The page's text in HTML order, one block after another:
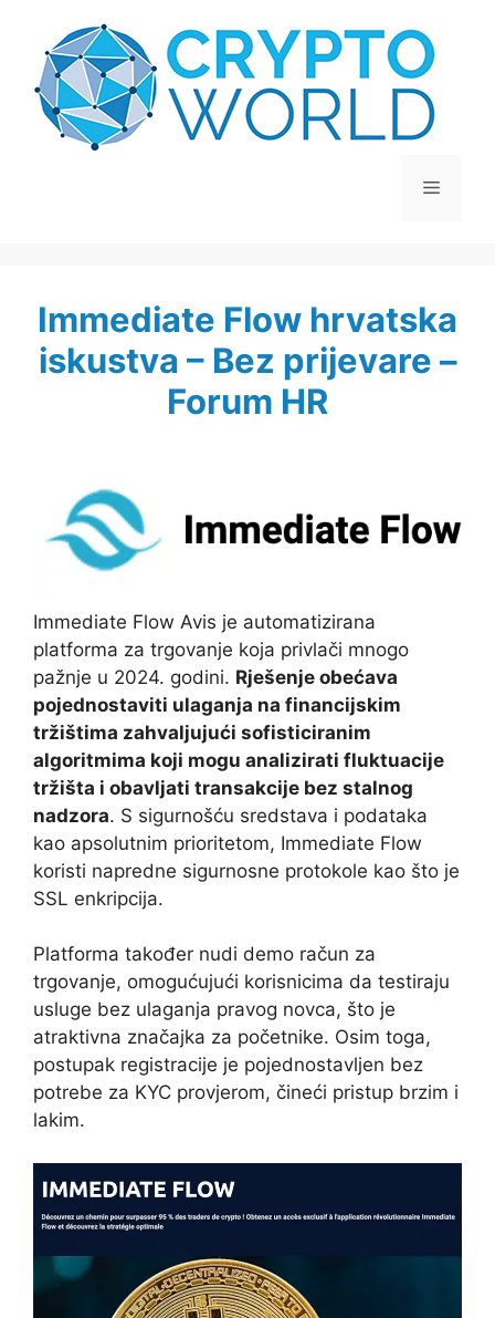
sadržaj
Immediate Flow hrvatska
iskustva – Bez prijevare –
Forum HR
Immediate Flow Avis je automatizirana
platforma za trgovanje koja privlači mnogo
pažnje u 2024. godini. Rješenje obećava
pojednostaviti ulaganja na financijskim
tržištima zahvaljujući sofisticiranim
algoritmima koji mogu analizirati fluktuacije
tržišta i obavljati transakcije bez stalnog
nadzora. S sigurnošću sredstava i podataka
kao apsolutnim prioritetom, Immediate Flow
koristi napredne sigurnosne protokole kao što je
SSL enkripcija.
Platforma također nudi demo račun za
trgovanje, omogućujući korisnicima da testiraju
usluge bez ulaganja pravog novca, što je
atraktivna značajka za početnike. Osim toga,
postupak registracije je pojednostavljen bez
potrebe za KYC provjerom, čineći pristup brzim i
lakim.